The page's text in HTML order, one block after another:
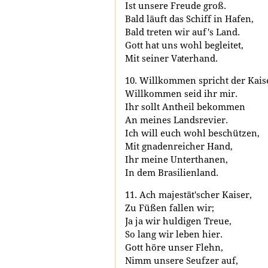
Ist unsere Freude groß.
Bald läuft das Schiff in Hafen,
Bald treten wir auf's Land.
Gott hat uns wohl begleitet,
Mit seiner Vaterhand.
10. Willkommen spricht der
Willkommen seid ihr mir.
Ihr sollt Antheil bekommen
An meines Landsrevier.
Ich will euch wohl beschützen,
Mit gnadenreicher Hand,
Ihr meine Unterthanen,
In dem Brasilienland.
11. Ach majestät'scher Kaiser,
Zu Füßen fallen wir;
Ja ja wir huldigen Treue,
So lang wir leben hier.
Gott höre unser Flehn,
Nimm unsere Seufzer auf,